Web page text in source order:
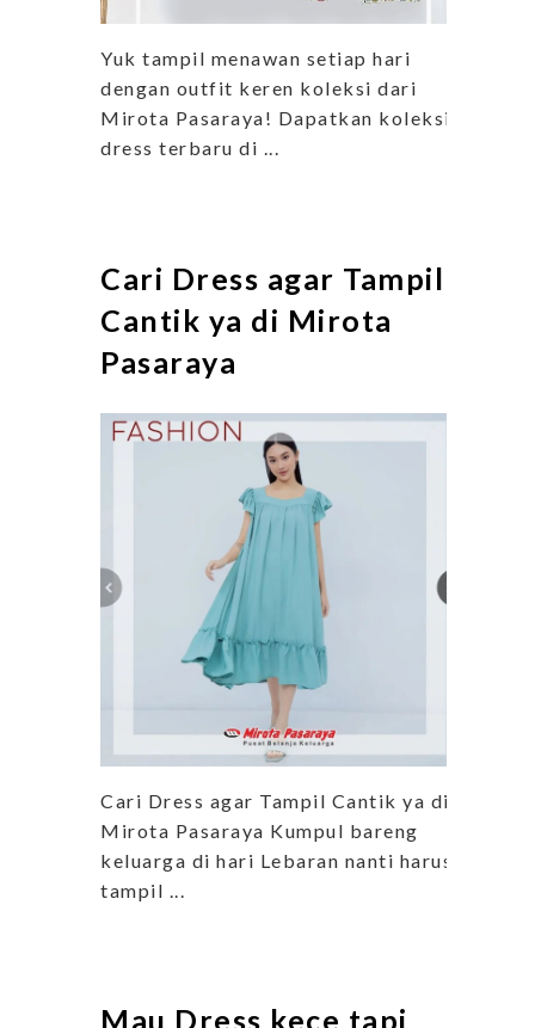
Yuk tampil menawan setiap hari
dengan outfit keren koleksi dari
Mirota Pasaraya! Dapatkan koleksi
dress terbaru di ...
Cari Dress agar Tampil
Cantik ya di Mirota
Pasaraya
Cari Dress agar Tampil Cantik ya di
Mirota Pasaraya Kumpul bareng
keluarga di hari Lebaran nanti harus
tampil ...
Mau Dress kece tapi